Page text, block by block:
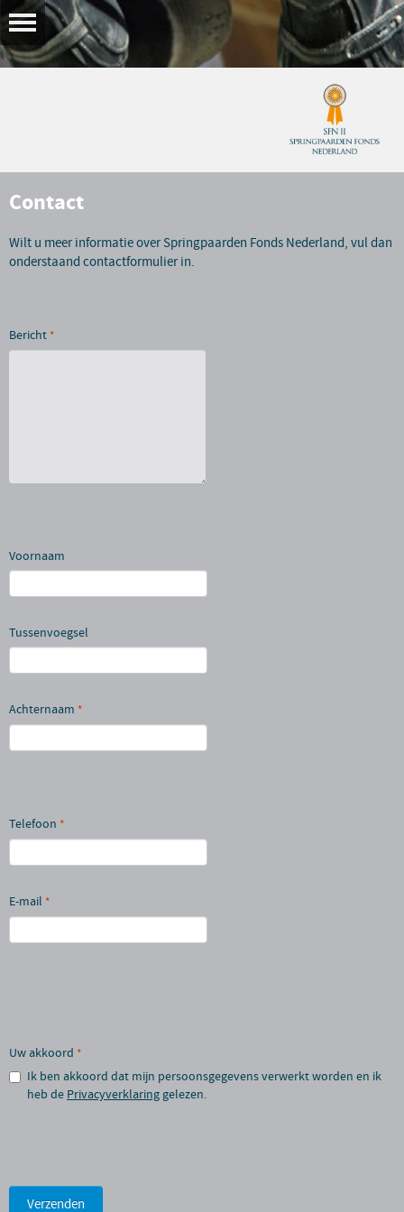
Contact
Wilt u meer informatie over Springpaarden Fonds Nederland, vul dan
onderstaand contactformulier in.
Bericht *
Voornaam
Tussenvoegsel
Achternaam *
Telefoon *
E-mail *
Uw akkoord *
Ik ben akkoord dat mijn persoonsgegevens verwerkt worden en ik
heb de Privacyverklaring gelezen.
Verzenden